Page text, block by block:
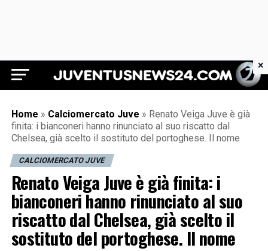
Juventus News 24
Home » Calciomercato Juve » Renato Veiga Juve è già
finita: i bianconeri hanno rinunciato al suo riscatto dal
Chelsea, già scelto il sostituto del portoghese. Il nome
CALCIOMERCATO JUVE
Renato Veiga Juve è già finita: i
bianconeri hanno rinunciato al suo
riscatto dal Chelsea, già scelto il
sostituto del portoghese. Il nome
×